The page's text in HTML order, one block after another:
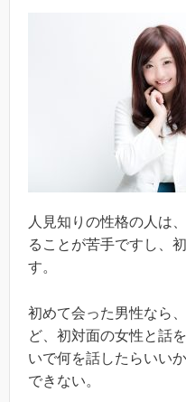
人見知りの性格の人は
ることが苦手ですし、
す。
初めて会った男性なら
ど、初対面の女性と話
いで何を話したらいい
できない。